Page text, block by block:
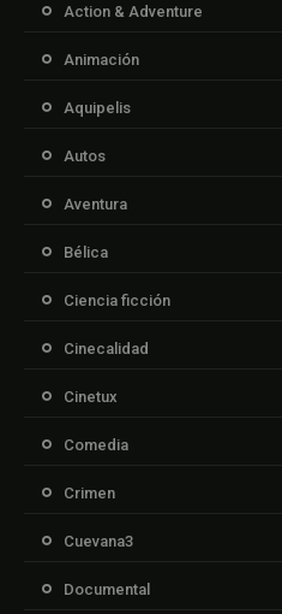
Action & Adventure
Animación
Aquipelis
Autos
Aventura
Bélica
Ciencia ficción
Cinecalidad
Cinetux
Comedia
Crimen
Cuevana3
Documental